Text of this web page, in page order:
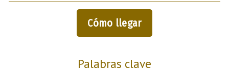
Cómo llegar
Palabras clave